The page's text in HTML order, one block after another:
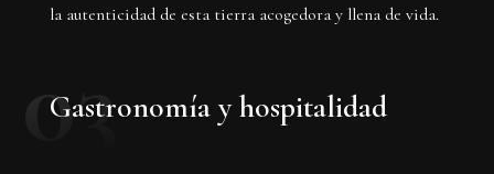
la autenticidad de esta tierra acogedora y llena de vida.
03
Gastronomía y hospitalidad